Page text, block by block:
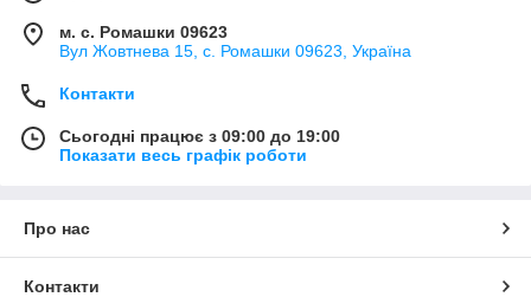
м. с. Ромашки 09623
Вул Жовтнева 15, с. Ромашки 09623, Україна
Контакти
Сьогодні працює з 09:00 до 19:00
Показати весь графік роботи
Про нас
Контакти